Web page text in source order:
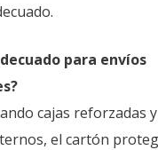
para envíos
cajas reforzadas y
el cartón